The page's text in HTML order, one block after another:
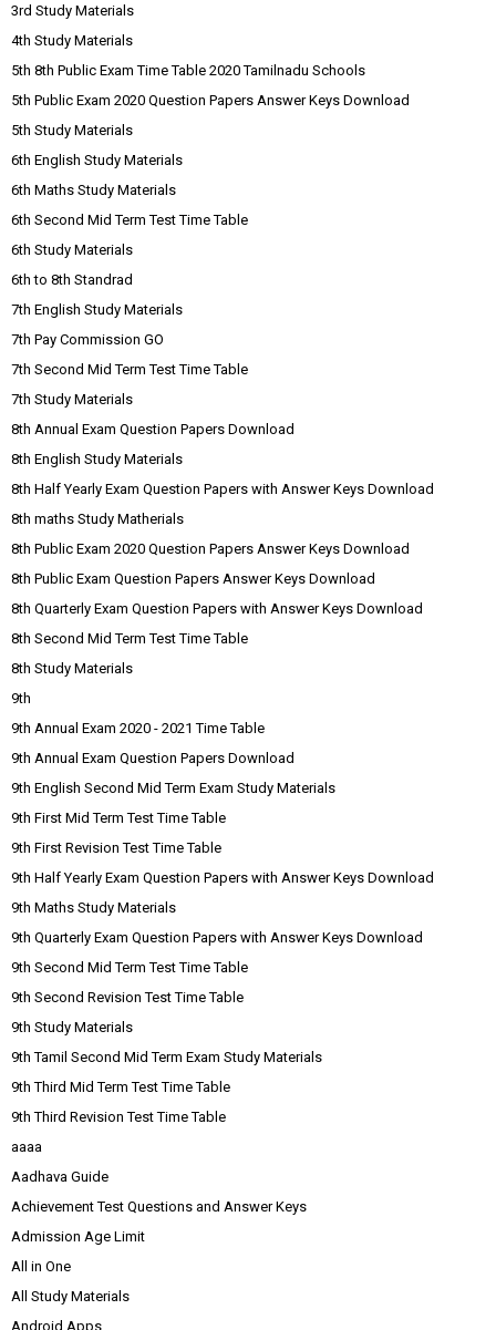
3rd Study Materials
4th Study Materials
5th 8th Public Exam Time Table 2020 Tamilnadu Schools
5th Public Exam 2020 Question Papers Answer Keys Download
5th Study Materials
6th English Study Materials
6th Maths Study Materials
6th Second Mid Term Test Time Table
6th Study Materials
6th to 8th Standrad
7th English Study Materials
7th Pay Commission GO
7th Second Mid Term Test Time Table
7th Study Materials
8th Annual Exam Question Papers Download
8th English Study Materials
8th Half Yearly Exam Question Papers with Answer Keys Download
8th maths Study Matherials
8th Public Exam 2020 Question Papers Answer Keys Download
8th Public Exam Question Papers Answer Keys Download
8th Quarterly Exam Question Papers with Answer Keys Download
8th Second Mid Term Test Time Table
8th Study Materials
9th
9th Annual Exam 2020 - 2021 Time Table
9th Annual Exam Question Papers Download
9th English Second Mid Term Exam Study Materials
9th First Mid Term Test Time Table
9th First Revision Test Time Table
9th Half Yearly Exam Question Papers with Answer Keys Download
9th Maths Study Materials
9th Quarterly Exam Question Papers with Answer Keys Download
9th Second Mid Term Test Time Table
9th Second Revision Test Time Table
9th Study Materials
9th Tamil Second Mid Term Exam Study Materials
9th Third Mid Term Test Time Table
9th Third Revision Test Time Table
aaaa
Aadhava Guide
Achievement Test Questions and Answer Keys
Admission Age Limit
All in One
All Study Materials
Android Apps